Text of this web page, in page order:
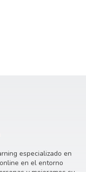
especializado en
en el entorno